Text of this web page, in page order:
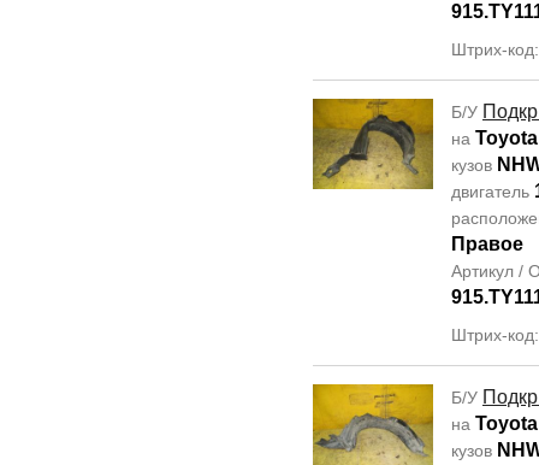
Штрих-
Б/У
на
кузов
двигатель
Правое
Артикул /
Штрих-
Б/У
на
кузов